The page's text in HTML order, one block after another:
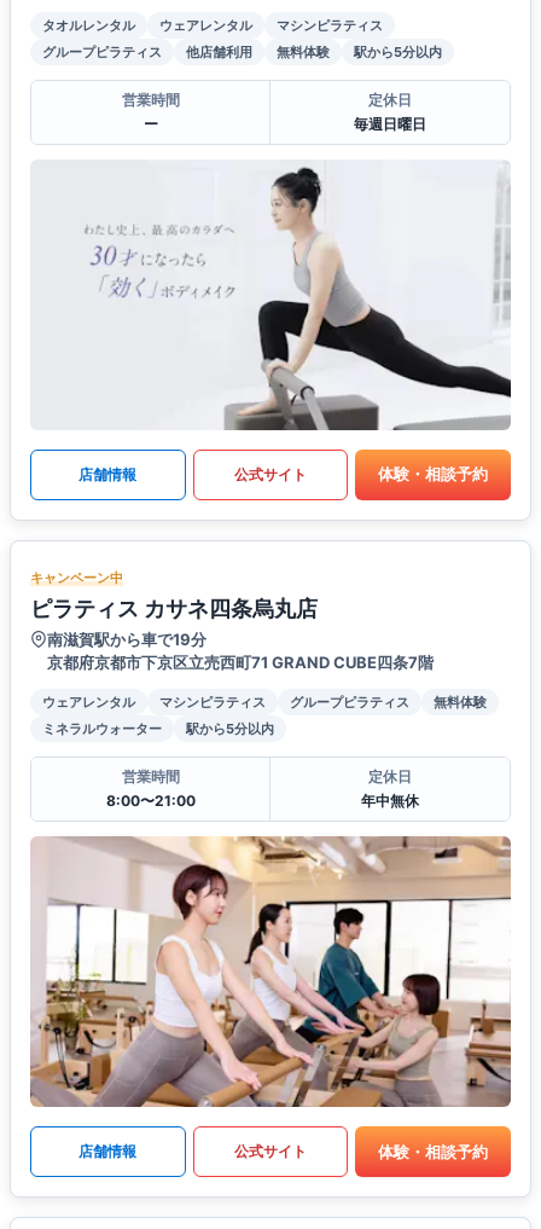
タオルレンタル ウェアレンタル
マシンピラティス
グループピラティス
他店舗利用 無料体験 駅から5分以内
営業時間
ー
定休日
毎週日曜日
店舗情報 公式サイト 体験・相談予約
キャンペーン中
ピラティス カサネ四条烏丸店
南滋賀駅から車で19分
京都府京都市下京区立売西町71 GRAND CUBE四条7階
ウェアレンタル マシンピラティス グループピラティス
無料体験
ミネラルウォーター
駅から5分以内
営業時間
8:00〜21:00
定休日
年中無休
店舗情報 公式サイト 体験・相談予約